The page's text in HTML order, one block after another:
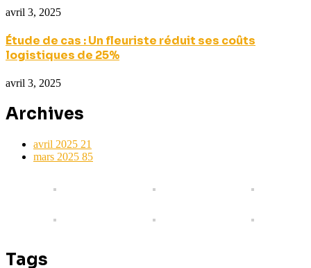
avril 3, 2025
Étude de cas : Un fleuriste réduit ses coûts
logistiques de 25%
avril 3, 2025
Archives
avril 2025 21
mars 2025 85
Tags